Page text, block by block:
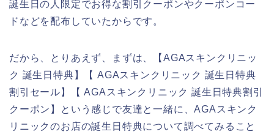
誕生日の人限定でお得な割引クーポンやクーポンコー
ドなどを配布していたからです。
だから、とりあえず、まずは、【AGAスキンクリニッ
ク 誕生日特典】【 AGAスキンクリニック 誕生日特典
割引セール】【 AGAスキンクリニック 誕生日特典割引
クーポン】という感じで友達と一緒に、AGAスキンク
リニックのお店の誕生日特典について調べてみること